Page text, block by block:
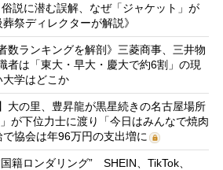
説に潜む誤解、なぜ「ジャケット」が
祭ディレクターが解説》
数ランキングを解剖》三菱商事、三井物
者は「東大・早大・慶大で約6割」の現
学はどこか
大の里、豊昇龍が黒星続きの名古屋場所
が下位力士に渡り「今日はみんなで焼肉
協会は年96万円の支出増に
籍ロンダリング” SHEIN、TikTok、